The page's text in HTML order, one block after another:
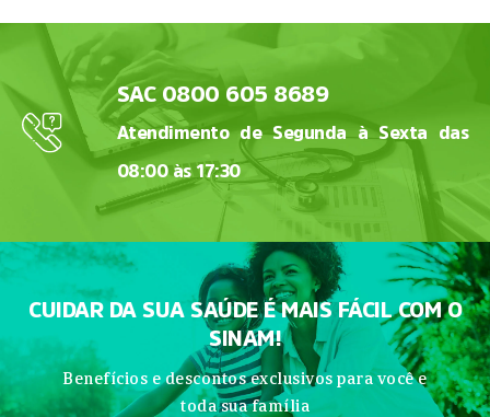
SAC 0800 605 8689
Atendimento de Segunda à Sexta das
08:00 às 17:30
CUIDAR DA SUA SAÚDE É MAIS FÁCIL COM O
SINAM!
Benefícios e descontos exclusivos para você e
toda sua família